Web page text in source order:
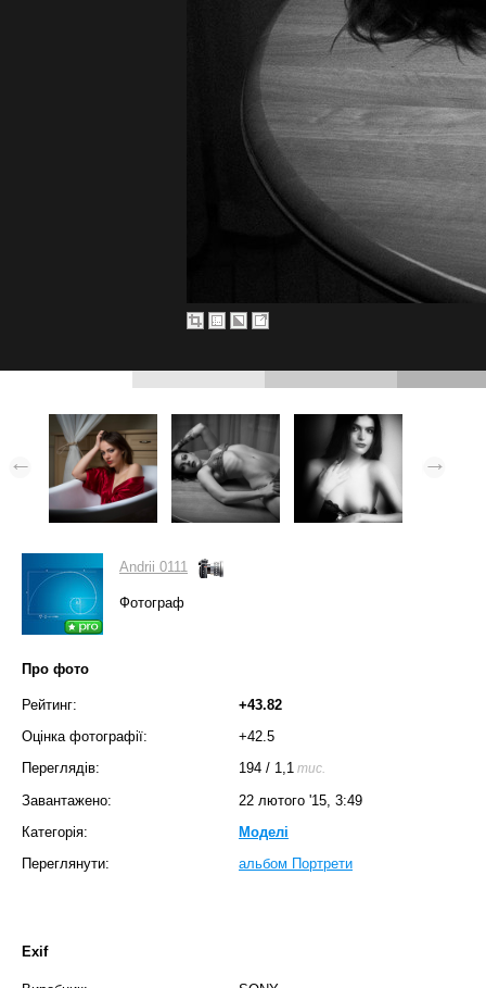
Andrii 0111
Фотограф
Про фото
Рейтинг:
+43.82
Оцінка фотографії:
+42.5
Переглядів:
194 / 1,1 тис.
Завантажено:
22 лютого '15, 3:49
Категорія:
Моделі
Переглянути:
альбом Портрети
Exif